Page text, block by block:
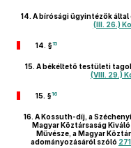
14. A bírósági ügyintézők
(III. 26.)
14. §15
15. A békéltető testületi
(VIII. 29.)
15. §16
16. A Kossuth-díj, a
Magyar Köztársaság
Művésze, a Magyar
adományozásáról szóló